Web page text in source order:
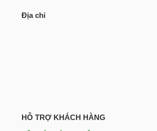
Địa chỉ
HỖ TRỢ KHÁCH HÀNG